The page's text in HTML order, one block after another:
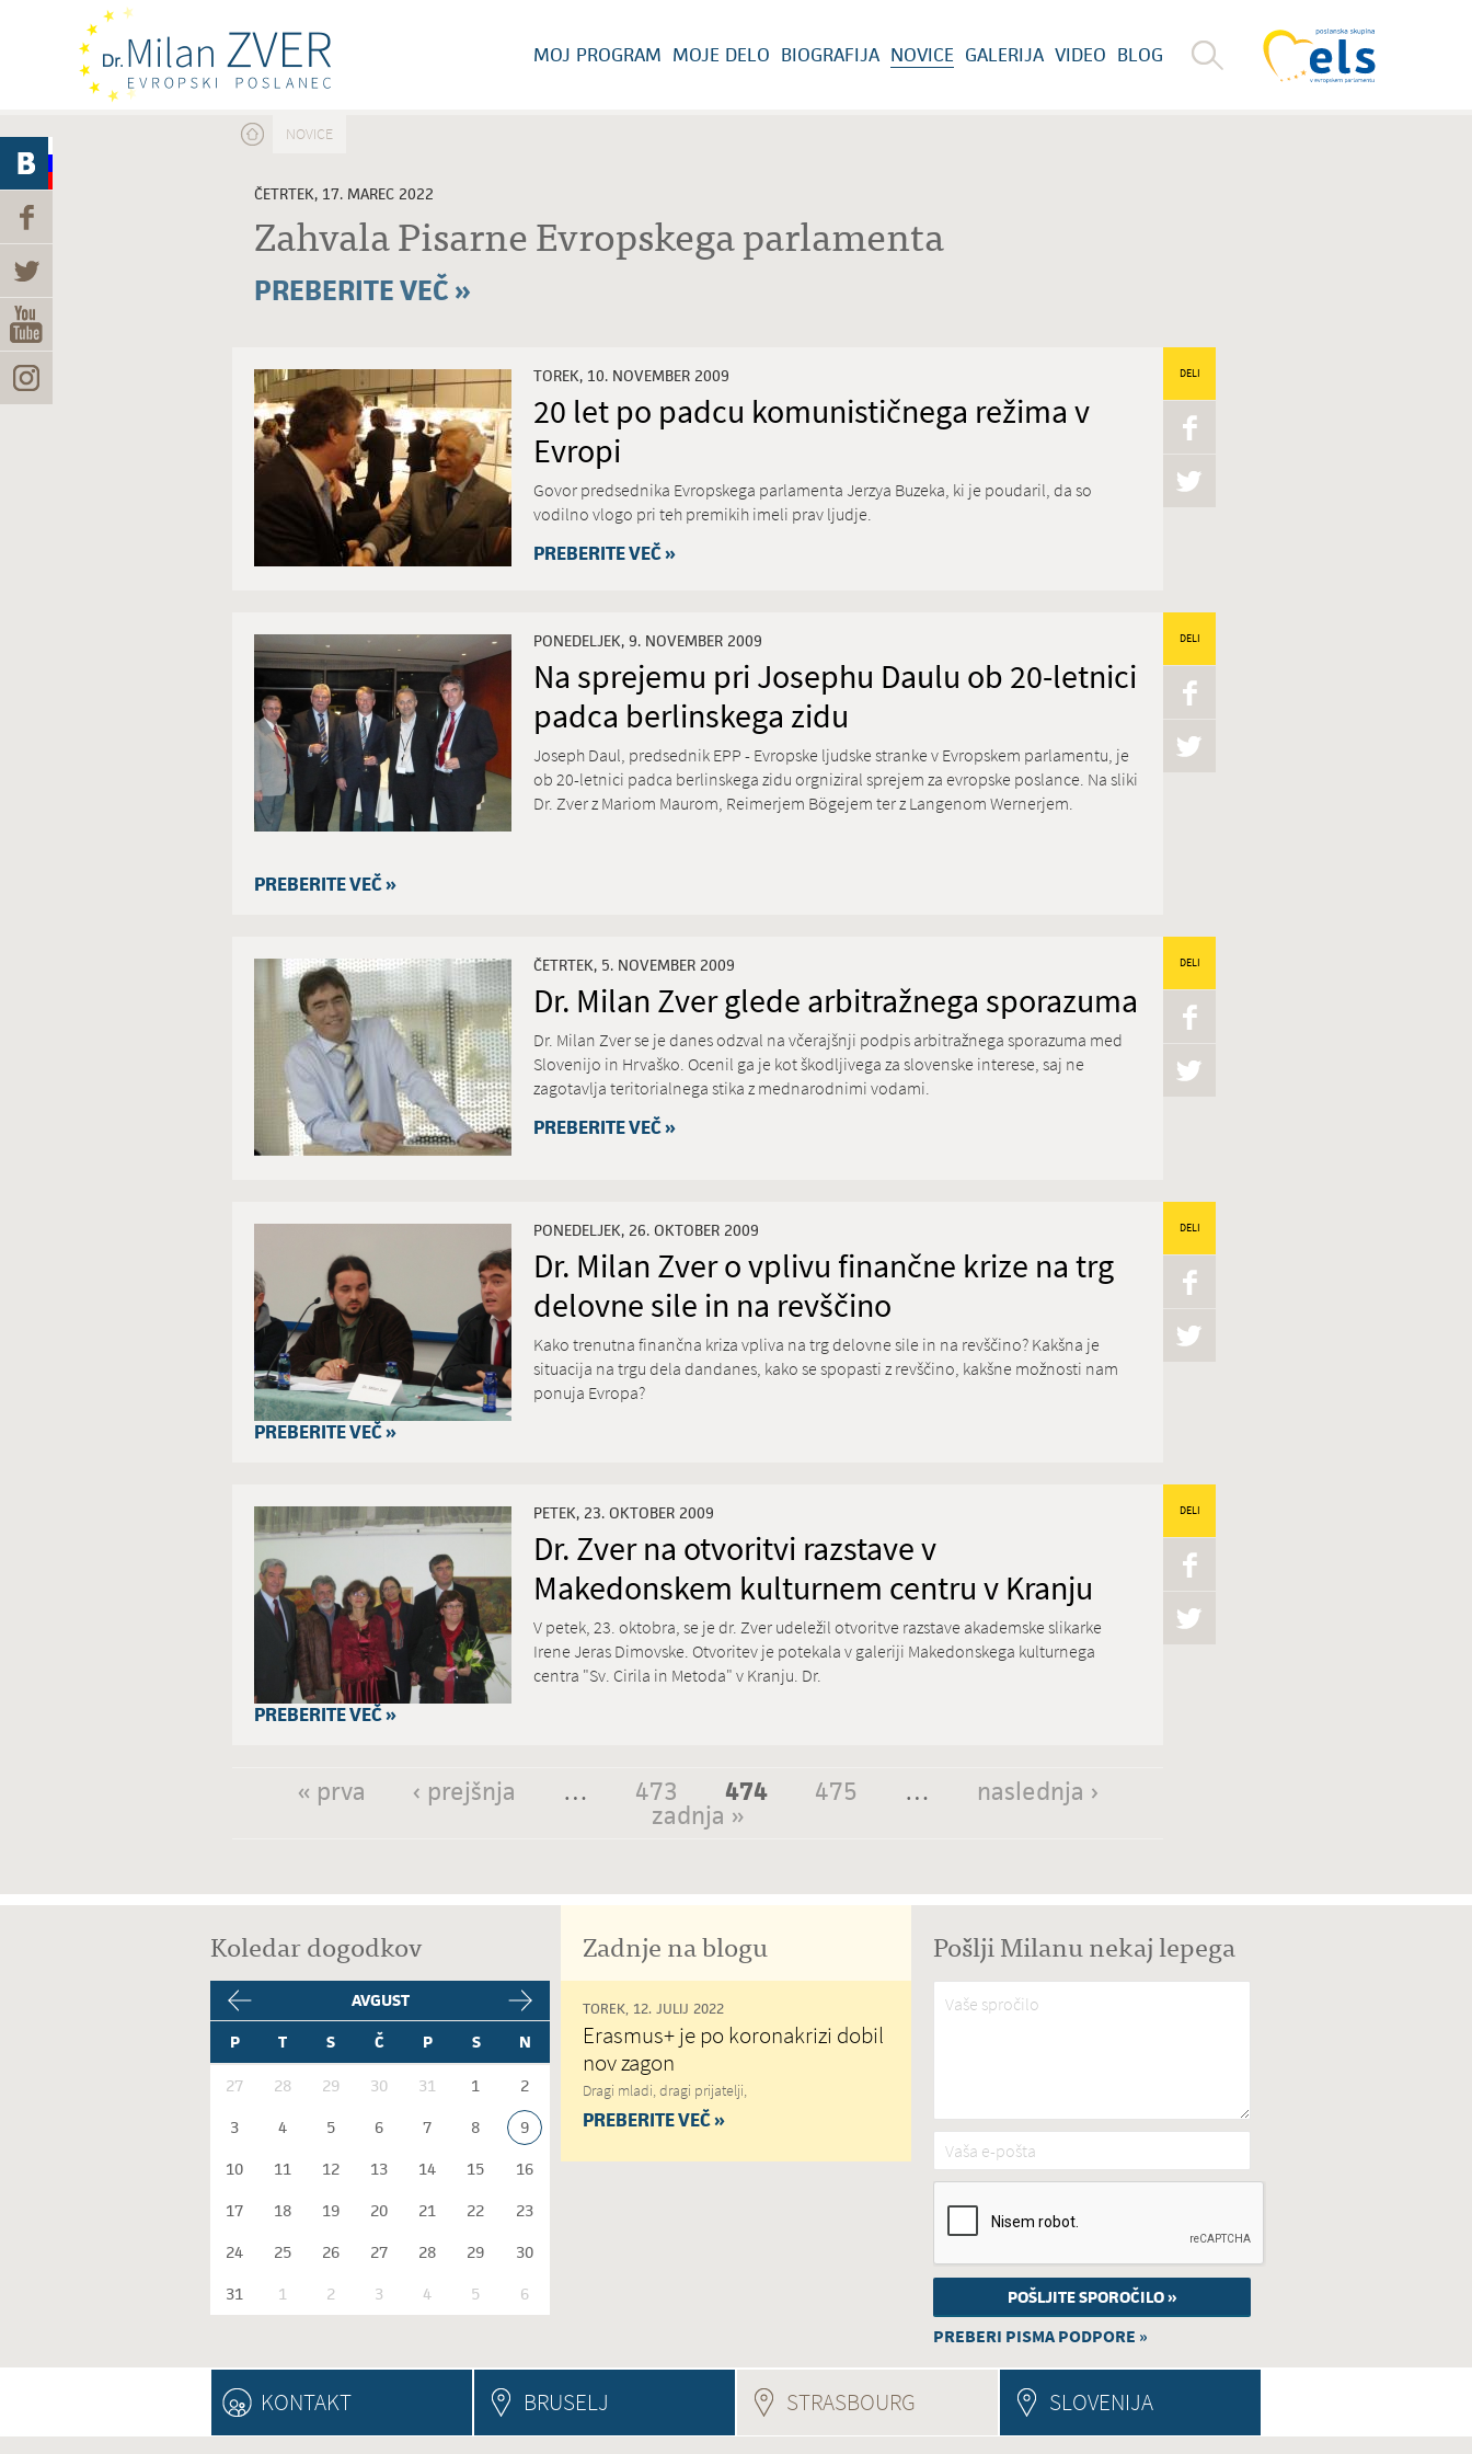
MOJ PROGRAM MOJE DELO BIOGRAFIJA NOVICE GALERIJA VIDEO BLOG
Nahajate se tukaj
NOVICE
ČETRTEK, 17. MAREC 2022
Zahvala Pisarne Evropskega parlamenta
PREBERITE VEČ »
TOREK, 10. NOVEMBER 2009
20 let po padcu komunističnega režima v
Evropi
Govor predsednika Evropskega parlamenta Jerzya Buzeka, ki je poudaril, da so
vodilno vlogo pri teh premikih imeli prav ljudje.
PREBERITE VEČ »
DELI
PONEDELJEK, 9. NOVEMBER 2009
Na sprejemu pri Josephu Daulu ob 20-letnici
padca berlinskega zidu
Joseph Daul, predsednik EPP - Evropske ljudske stranke v Evropskem parlamentu, je
ob 20-letnici padca berlinskega zidu orgniziral sprejem za evropske poslance. Na sliki
Dr. Zver z Mariom Maurom, Reimerjem Bögejem ter z Langenom Wernerjem.
PREBERITE VEČ »
DELI
ČETRTEK, 5. NOVEMBER 2009
Dr. Milan Zver glede arbitražnega sporazuma
Dr. Milan Zver se je danes odzval na včerajšnji podpis arbitražnega sporazuma med
Slovenijo in Hrvaško. Ocenil ga je kot škodljivega za slovenske interese, saj ne
zagotavlja teritorialnega stika z mednarodnimi vodami.
PREBERITE VEČ »
DELI
PONEDELJEK, 26. OKTOBER 2009
Dr. Milan Zver o vplivu finančne krize na trg
delovne sile in na revščino
Kako trenutna finančna kriza vpliva na trg delovne sile in na revščino? Kakšna je
situacija na trgu dela dandanes, kako se spopasti z revščino, kakšne možnosti nam
ponuja Evropa?
PREBERITE VEČ »
DELI
PETEK, 23. OKTOBER 2009
Dr. Zver na otvoritvi razstave v
Makedonskem kulturnem centru v Kranju
V petek, 23. oktobra, se je dr. Zver udeležil otvoritve razstave akademske slikarke
Irene Jeras Dimovske. Otvoritev je potekala v galeriji Makedonskega kulturnega
centra "Sv. Cirila in Metoda" v Kranju. Dr.
PREBERITE VEČ »
DELI
Strani
« prva ‹ prejšnja … 473 474 475 … naslednja ›
zadnja »
Koledar dogodkov
AVGUST
P
T S Č P S N
27 28 29 30 31 1
2
3
4 5 6 7 8
9
10
11 12 13 14 15
16
17
18 19 20 21 22
23
24
25 26 27 28 29
30
31
1 2 3 4 5 6
Zadnje na blogu
TOREK, 12. JULIJ 2022
Erasmus+ je po koronakrizi dobil
nov zagon
Dragi mladi, dragi prijatelji,
PREBERITE VEČ »
Pošlji Milanu nekaj lepega
Vaše spročilo*
Vaša e-pošta*
PREBERI PISMA PODPORE »
KONTAKT BRUSELJ STRASBOURG (ACTIVE TAB) SLOVENIJA